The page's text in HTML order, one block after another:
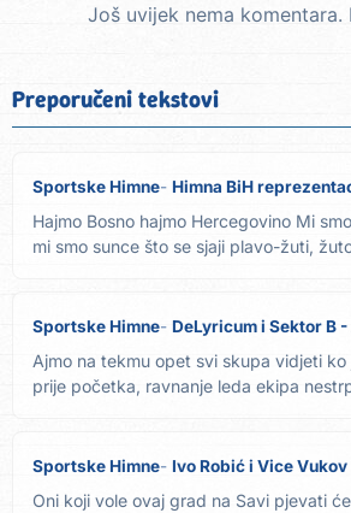
Još uvijek nema komentara.
Preporučeni tekstovi
Sportske Himne Himna BiH
Hajmo Bosno hajmo Hercegovino Mi
mi smo sunce što se sjaji plavo-žuti,
Sportske Himne DeLyricum i Sektor B - Ajmo
Ajmo na tekmu opet svi skupa vidjeti ko
prije početka, ravnanje leda ekipa
Sportske Himne Ivo Robić i Vice
Oni koji vole ovaj grad na Savi pjevati